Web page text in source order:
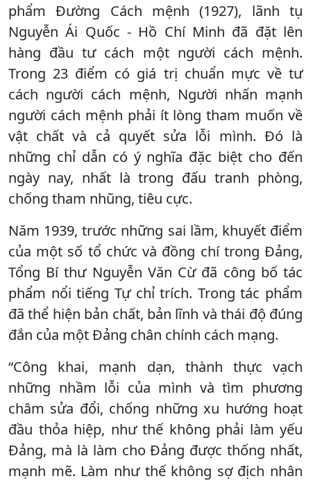
phẩm Đường Cách mệnh (1927), lãnh tụ
Nguyễn Ái Quốc - Hồ Chí Minh đã đặt lên
hàng đầu tư cách một người cách mệnh.
Trong 23 điểm có giá trị chuẩn mực về tư
cách người cách mệnh, Người nhấn mạnh
người cách mệnh phải ít lòng tham muốn về
vật chất và cả quyết sửa lỗi mình. Đó là
những chỉ dẫn có ý nghĩa đặc biệt cho đến
ngày nay, nhất là trong đấu tranh phòng,
chống tham nhũng, tiêu cực.
Năm 1939, trước những sai lầm, khuyết điểm
của một số tổ chức và đồng chí trong Đảng,
Tổng Bí thư Nguyễn Văn Cừ đã công bố tác
phẩm nổi tiếng Tự chỉ trích. Trong tác phẩm
đã thể hiện bản chất, bản lĩnh và thái độ đúng
đắn của một Đảng chân chính cách mạng.
“Công khai, mạnh dạn, thành thực vạch
những nhầm lỗi của mình và tìm phương
châm sửa đổi, chống những xu hướng hoạt
đầu thỏa hiệp, như thế không phải làm yếu
Đảng, mà là làm cho Đảng được thống nhất,
mạnh mẽ. Làm như thế không sợ địch nhân